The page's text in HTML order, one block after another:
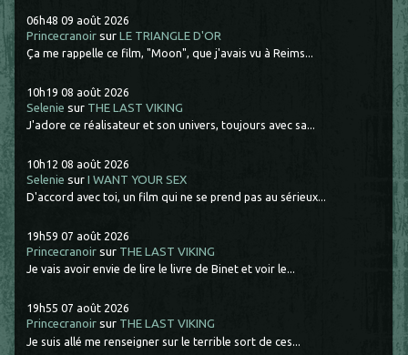
06h48 09 août 2026
Princecranoir surLE TRIANGLE D'OR
Ça me rappelle ce film, "Moon", que j'avais vu à Reims...
10h19 08 août 2026
Selenie sur THE LAST VIKING
J'adore ce réalisateur et son univers, toujours avec sa...
10h12 08 août 2026
Selenie surI WANT YOUR SEX
D'accord avec toi, un film qui ne se prend pas au sérieux...
19h59 07 août 2026
Princecranoir sur THE LAST VIKING
Je vais avoir envie de lire le livre de Binet et voir le...
19h55 07 août 2026
Princecranoir sur THE LAST VIKING
Je suis allé me renseigner sur le terrible sort de ces...